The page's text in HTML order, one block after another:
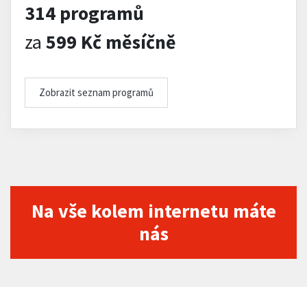
314 programů
za 599 Kč měsíčně
Zobrazit seznam programů
Na vše kolem internetu máte
nás